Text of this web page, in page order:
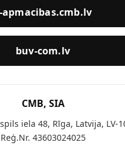
apmacibas.cmb.lv
buv-com.lv
CMB, SIA
iela 48, Rīga, Latvija, LV-
Reģ.Nr. 43603024025